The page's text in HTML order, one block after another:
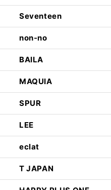
Seventeen
non-no
BAILA
MAQUIA
SPUR
LEE
eclat
T JAPAN